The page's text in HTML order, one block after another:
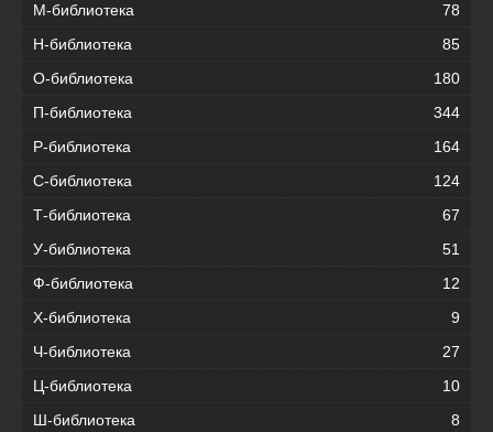
М-библиотека
78
Н-библиотека
85
О-библиотека
180
П-библиотека
344
Р-библиотека
164
С-библиотека
124
Т-библиотека
67
У-библиотека
51
Ф-библиотека
12
Х-библиотека
9
Ч-библиотека
27
Ц-библиотека
10
Ш-библиотека
8